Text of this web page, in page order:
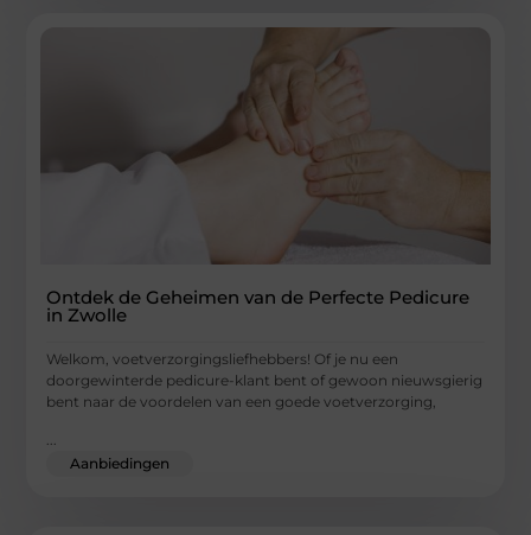
Ontdek de Geheimen van de Perfecte Pedicure
in Zwolle
Welkom, voetverzorgingsliefhebbers! Of je nu een
doorgewinterde pedicure-klant bent of gewoon nieuwsgierig
bent naar de voordelen van een goede voetverzorging,
...
Aanbiedingen